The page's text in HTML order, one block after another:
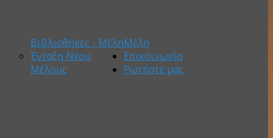
Μέλη
Βιβλιοθήκες - Μέλη
Ένταξη Νέου
Μέλους
Επικοινωνία
Ρωτήστε μας